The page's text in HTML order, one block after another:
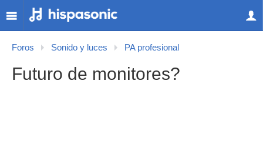
Foros Sonido y luces PA profesional
Futuro de monitores?